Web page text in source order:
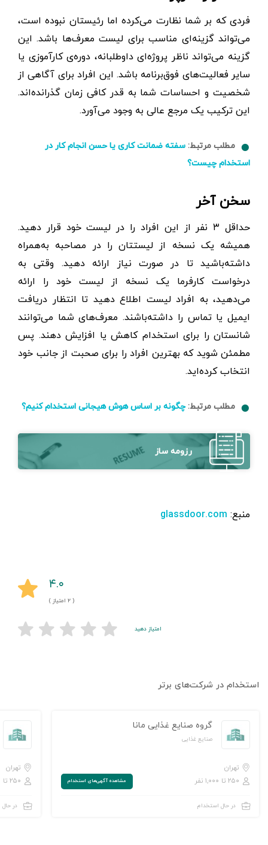
فردی که بر شما نظارت می‌کرده اما رئیستان نبوده است،
می‌تواند گزینه‌ای مناسب برای لیست معرف‌ها باشد. این
گزینه می‌تواند ناظر پروژه‌ای داوطلبانه، دوره‌ی کارآموزی یا
سایر فعالیت‌های فوق‌برنامه باشد. این افراد برای آگاهی از
شخصیت و احساسات شما به قدر کافی زمان گذرانده‌اند.
این ترکیب یک مرجع عالی به وجود می‌آورد.
مطلب مرتبط: سفته ضمانت کاری یا حسن انجام کار در
استخدام چیست؟
سخن آخر
حداقل ۳ نفر از این افراد را در لیست خود قرار دهید.
همیشه یک نسخه از لیستتان را در مصاحبه به‌همراه
داشته‌باشید تا در صورت نیاز ارائه دهید. وقتی به
درخواست کارفرما یک نسخه از لیست خود را ارائه
می‌دهید، به افراد لیست اطلاع دهید تا انتظار دریافت
ایمیل یا تماس را داشته‌باشند. معرف‌های شما می‌توانند
شانستان را برای استخدام کاهش یا افزایش دهند. پس
مطمئن شوید که بهترین افراد را برای صحبت از جانب خود
انتخاب کرده‌اید.
مطلب مرتبط:چگونه بر اساس هوش هیجانی استخدام کنیم؟
رزومه ساز
منبع: glassdoor.com
۴.۰
( ۲ امتیاز )
امتیاز دهید
استخدام در شرکت‌های برتر
گروه صنایع غذایی مانا
صنایع غذایی
تهران
۲۵۰ تا ۱,۰۰۰ نفر
مشاهده‌ آگهی‌های استخدام
در حال استخدام
تهران
۲۵۰ تا ۱,۰۰۰ نفر
در